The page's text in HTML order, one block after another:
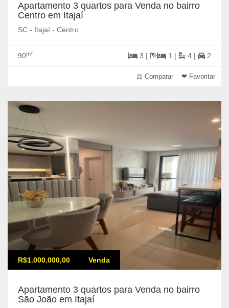
Apartamento 3 quartos para Venda no bairro
Centro em Itajaí
SC - Itajaí - Centro
90m² 3 | 1 | 4 | 2
⚖ Comparar ❤ Favoritar
R$1.000.000,00 Venda
Apartamento 3 quartos para Venda no bairro
São João em Itajaí